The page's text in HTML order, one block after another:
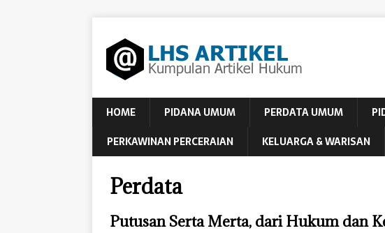
HOME PIDANA UMUM PERDATA UMUM
PERKAWINAN PERCERAIAN
KELUARGA & WARISAN
Perdata
Putusan Serta Merta, dari Hukum dan